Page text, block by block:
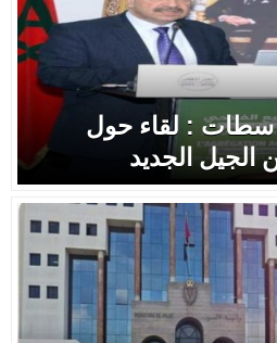
سطات : لقاء حول
الجيل الجديد